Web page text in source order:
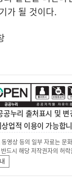
가 될 것이다.
누리 출처표시 및
상업적 이용이 가능합
영상 등의 일부 자료는 문
드시 해당 저작권자의 허